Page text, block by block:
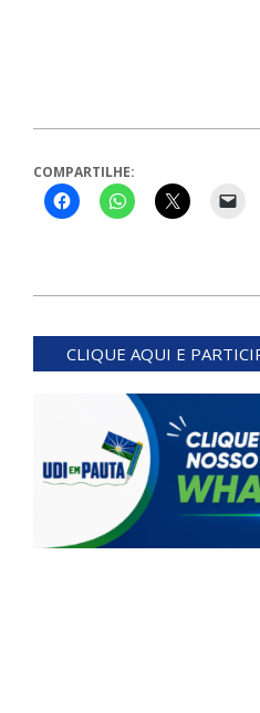
COMPARTILHE:
12-
CLIQUE AQUI E